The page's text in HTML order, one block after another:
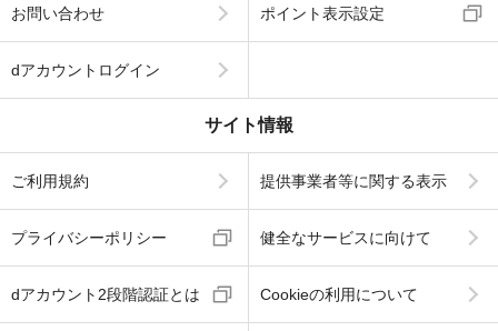
お問い合わせ ポイント表示設定
dアカウントログイン
サイト情報
ご利用規約 提供事業者等に関する表示
プライバシーポリシー 健全なサービスに向けて
dアカウント2段階認証とは Cookieの利用について